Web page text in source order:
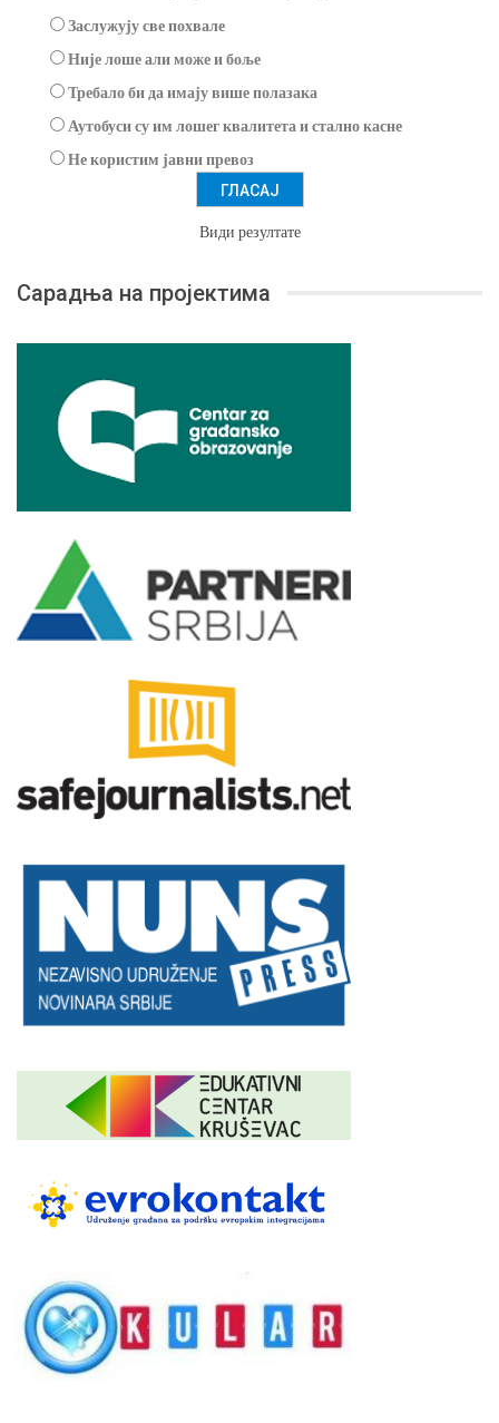
Заслужују све похвале
Није лоше али може и боље
Требало би да имају више полазака
Аутобуси су им лошег квалитета и стално касне
Не користим јавни превоз
Види резултате
Сарадња на пројектима